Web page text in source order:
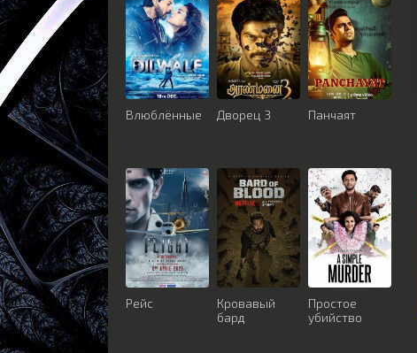
Влюблённые Дворец 3 Панчаят
Рейс
Кровавый
бард
Простое
убийство